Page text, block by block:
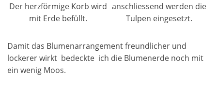
Der herzförmige Korb wird
mit Erde befüllt.
anschliessend werden die
Tulpen eingesetzt.
Damit das Blumenarrangement freundlicher und
lockerer wirkt bedeckte ich die Blumenerde noch mit
ein wenig Moos.